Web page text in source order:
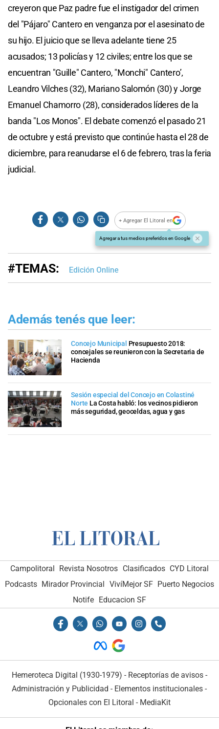
creyeron que Paz padre fue el instigador del crimen
del "Pájaro" Cantero en venganza por el asesinato de
su hijo. El juicio que se lleva adelante tiene 25
acusados; 13 policías y 12 civiles; entre los que se
encuentran "Guille" Cantero, "Monchi" Cantero’,
Leandro Vilches (32), Mariano Salomón (30) y Jorge
Emanuel Chamorro (28), considerados líderes de la
banda "Los Monos". El debate comenzó el pasado 21
de octubre y está previsto que continúe hasta el 28 de
diciembre, para reanudarse el 6 de febrero, tras la feria
judicial.
+ Agregar El Litoral en
Agregar a tus medios preferidos en Google
#TEMAS: Edición Online
Además tenés que leer:
Concejo Municipal Presupuesto 2018:
concejales se reunieron con la Secretaria de
Hacienda
Sesión especial del Concejo en Colastiné
Norte La Costa habló: los vecinos pidieron
más seguridad, geoceldas, agua y gas
Campolitoral Revista Nosotros Clasificados CYD Litoral
Podcasts Mirador Provincial VivíMejor SF Puerto Negocios
Notife
Educacion SF
Hemeroteca Digital (1930-1979) - Receptorías de avisos -
Administración y Publicidad - Elementos institucionales -
Opcionales con El Litoral - MediaKit